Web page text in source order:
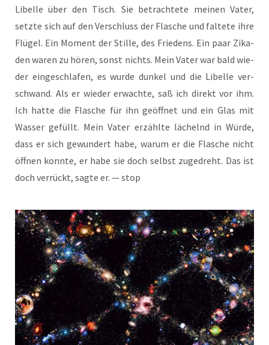
Libel­le über den Tisch. Sie betrach­te­te mei­nen Vater,
setz­te sich auf den Ver­schluss der Fla­sche und fal­te­te ihre
Flü­gel. Ein Moment der Stil­le, des Frie­dens. Ein paar Zika­
den waren zu hören, sonst nichts. Mein Vater war bald wie­
der ein­ge­schla­fen, es wur­de dun­kel und die Libel­le ver­
schwand. Als er wie­der erwach­te, saß ich direkt vor ihm.
Ich hat­te die Fla­sche für ihn geöff­net und ein Glas mit
Was­ser gefüllt. Mein Vater erzähl­te lächelnd in Wür­de,
dass er sich gewun­dert habe, war­um er die Fla­sche nicht
öff­nen konn­te, er habe sie doch selbst zuge­dreht. Das ist
doch ver­rückt, sag­te er. — stop